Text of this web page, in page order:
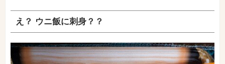
え？ ウニ飯に刺身？？